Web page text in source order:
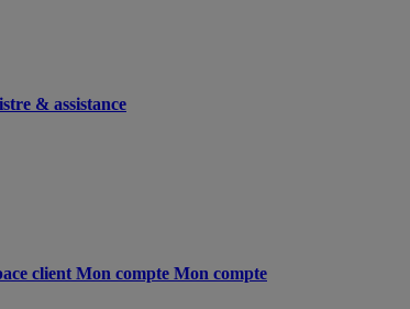
& assistance
client Mon compte Mon compte